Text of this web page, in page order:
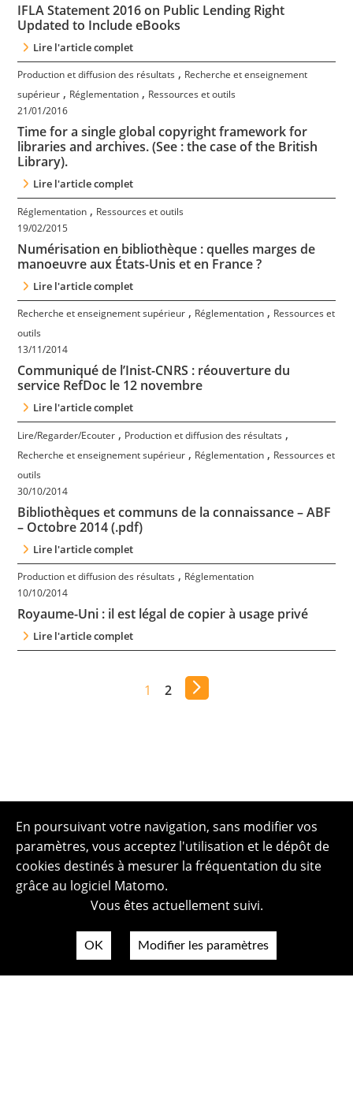
IFLA Statement 2016 on Public Lending Right
Updated to Include eBooks
Lire l'article complet
Production et diffusion des résultats , Recherche et enseignement
supérieur , Réglementation , Ressources et outils
21/01/2016
Time for a single global copyright framework for
libraries and archives. (See : the case of the British
Library).
Lire l'article complet
Réglementation , Ressources et outils
19/02/2015
Numérisation en bibliothèque : quelles marges de
manoeuvre aux États-Unis et en France ?
Lire l'article complet
Recherche et enseignement supérieur , Réglementation , Ressources et
outils
13/11/2014
Communiqué de l’Inist-CNRS : réouverture du
service RefDoc le 12 novembre
Lire l'article complet
Lire/Regarder/Ecouter , Production et diffusion des résultats ,
Recherche et enseignement supérieur , Réglementation , Ressources et
outils
30/10/2014
Bibliothèques et communs de la connaissance – ABF
– Octobre 2014 (.pdf)
Lire l'article complet
Production et diffusion des résultats , Réglementation
10/10/2014
Royaume-Uni : il est légal de copier à usage privé
Lire l'article complet
1 2
En poursuivant votre navigation, sans modifier vos
paramètres, vous acceptez l'utilisation et le dépôt de
cookies destinés à mesurer la fréquentation du site
grâce au logiciel Matomo.
Vous êtes actuellement suivi.
OK Modifier les paramètres